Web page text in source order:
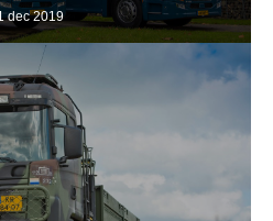
dec 2019